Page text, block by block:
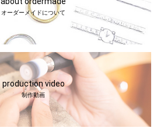
オーダーメイドについて
production video
制作動画